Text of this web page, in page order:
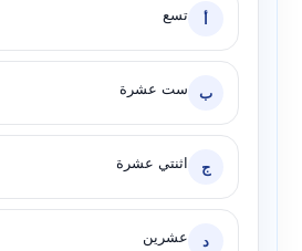
أ تسع
ب ست عشرة
ج اثنتي عشرة
د عشرين